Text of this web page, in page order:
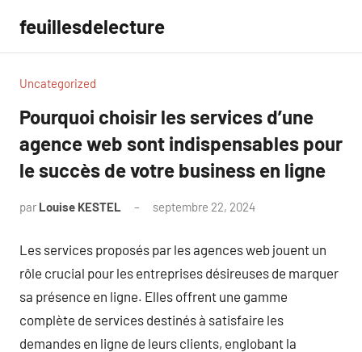
contenu
feuillesdelecture
Uncategorized
Pourquoi choisir les services d’une
agence web sont indispensables pour
le succès de votre business en ligne
par Louise KESTEL septembre 22, 2024
Les services proposés par les agences web jouent un
rôle crucial pour les entreprises désireuses de marquer
sa présence en ligne. Elles offrent une gamme
complète de services destinés à satisfaire les
demandes en ligne de leurs clients, englobant la